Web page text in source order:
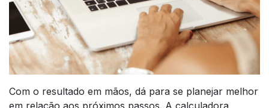
Com o resultado em mãos, dá para se planejar melhor
em relação aos próximos passos. A calculadora